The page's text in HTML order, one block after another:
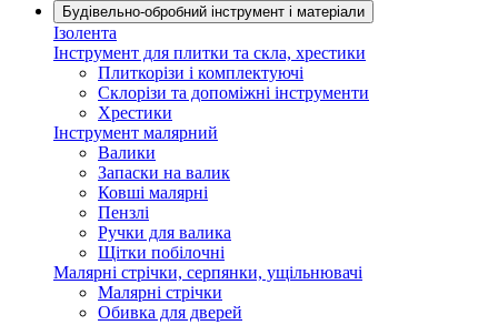
Будівельно-обробний інструмент і матеріали
Ізолента
Інструмент для плитки та скла, хрестики
Плиткорізи і комплектуючі
Склорізи та допоміжні інструменти
Хрестики
Інструмент малярний
Валики
Запаски на валик
Ковші малярні
Пензлі
Ручки для валика
Щітки побілочні
Малярні стрічки, серпянки, ущільнювачі
Малярні стрічки
Обивка для дверей